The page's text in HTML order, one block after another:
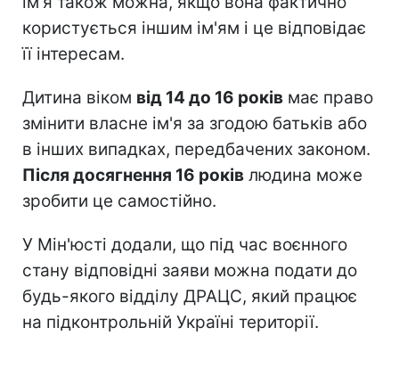
користується іншим ім'ям і це відповідає
її інтересам.
Дитина віком від 14 до 16 років має право
змінити власне ім'я за згодою батьків або
в інших випадках, передбачених законом.
Після досягнення 16 років людина може
зробити це самостійно.
У Мін'юсті додали, що під час воєнного
стану відповідні заяви можна подати до
будь-якого відділу ДРАЦС, який працює
на підконтрольній Україні території.